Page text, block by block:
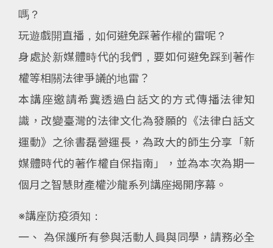
嗎？
玩遊戲開直播，如何避免踩著作權的雷呢？
身處於新媒體時代的我們，要如何避免踩到著作
權等相關法律爭議的地雷？
本講座邀請希冀透過白話文的方式傳播法律知
識，改變臺灣的法律文化為發願的《法律白話文
運動》之徐書磊營運長，為政大的師生分享「新
媒體時代的著作權自保指南」，並為本次為期一
個月之智慧財產權沙龍系列講座揭開序幕。
※講座防疫須知：
一、 為保護所有參與活動人員與同學，請務必全